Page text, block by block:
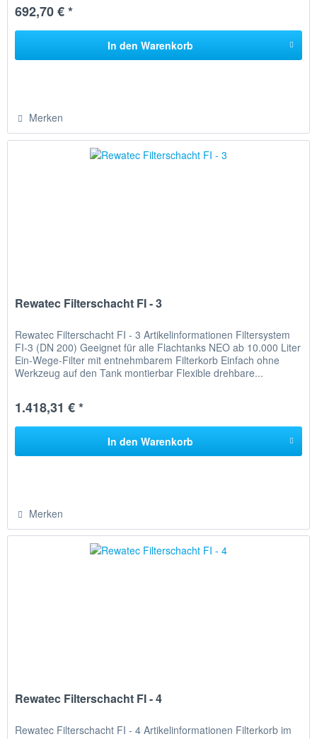
692,70 € *
In den Warenkorb
Merken
Rewatec Filterschacht FI - 3
Rewatec Filterschacht FI - 3 Artikelinformationen Filtersystem
FI-3 (DN 200) Geeignet für alle Flachtanks NEO ab 10.000 Liter
Ein-Wege-Filter mit entnehmbarem Filterkorb Einfach ohne
Werkzeug auf den Tank montierbar Flexible drehbare...
1.418,31 € *
In den Warenkorb
Merken
Rewatec Filterschacht FI - 4
Rewatec Filterschacht FI - 4 Artikelinformationen Filterkorb im